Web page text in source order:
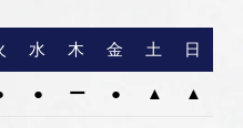
水 木 金 土 日
● ー ● ▲ ▲